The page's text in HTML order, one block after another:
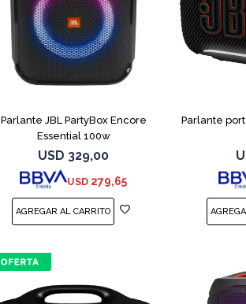
Parlante JBL PartyBox Encore
Essential 100w
USD 329,00
USD 279,65
Parlante